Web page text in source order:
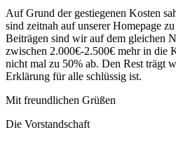
Auf Grund der gestiegenen Kosten
sind zeitnah auf unserer Homepage
Beiträgen sind wir auf dem gleichen
zwischen 2.000€-2.500€ mehr in die
nicht mal zu 50% ab. Den Rest trägt
Erklärung für alle schlüssig ist.
Mit freundlichen Grüßen
Die Vorstandschaft